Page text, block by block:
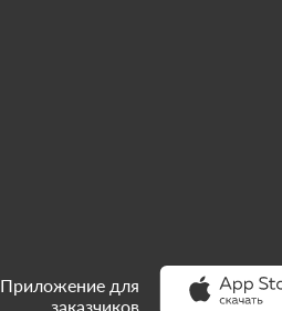
Приложение для
заказчиков